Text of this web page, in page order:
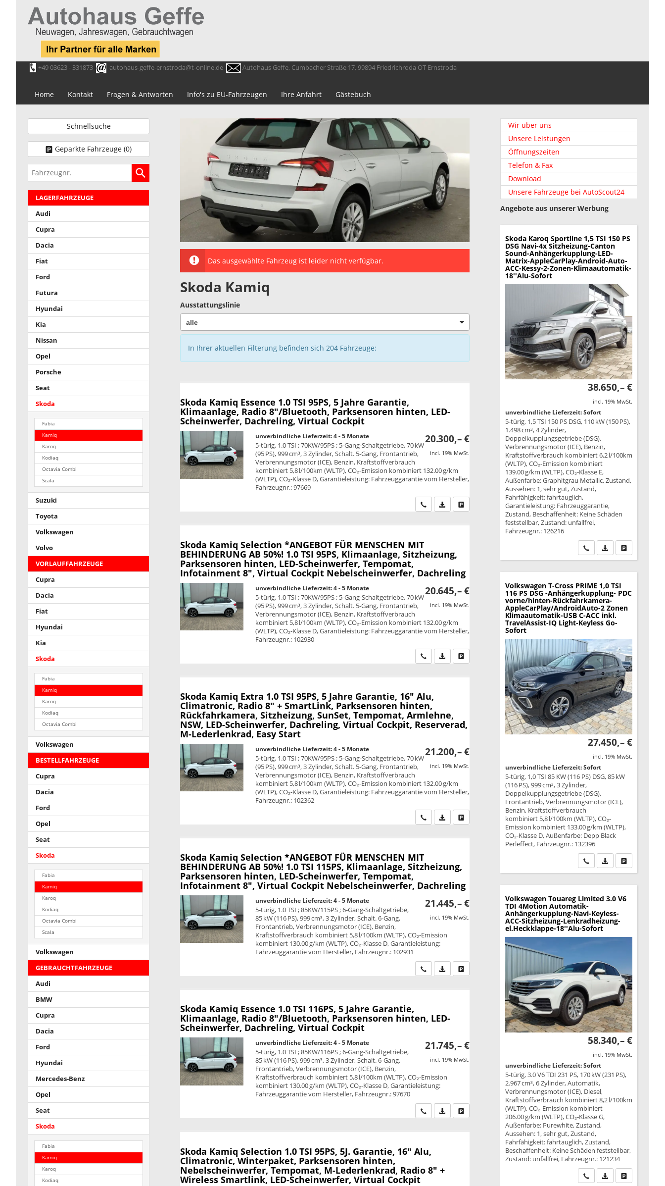
+49 03623 - 331873 autohaus-geffe-ernstroda@t-online.de Autohaus Geffe, Cumbacher Straße 17, 99894 Friedrichroda OT Ernstroda
Home Kontakt Fragen & Antworten Info's zu EU-Fahrzeugen Ihre Anfahrt Gästebuch
Das ausgewählte Fahrzeug ist leider nicht verfügbar.
Skoda Kamiq
Ausstattungslinie
In Ihrer aktuellen Filterung befinden sich 204Fahrzeuge:
Skoda Kamiq Essence 1.0 TSI 95PS, 5 Jahre Garantie,
Klimaanlage, Radio 8"/Bluetooth, Parksensoren hinten, LED-
Scheinwerfer, Dachreling, Virtual Cockpit
20.300,– €
incl. 19% MwSt.
unverbindliche Lieferzeit: 4 - 5 Monate
5-türig, 1.0 TSI ; 70KW/95PS ; 5-Gang-Schaltgetriebe, 70 kW
(95 PS), 999 cm³, 3 Zylinder, Schalt. 5-Gang, Frontantrieb,
Verbrennungsmotor (ICE), Benzin, Kraftstoffverbrauch
kombiniert 5,8 l/100km (WLTP), CO₂-Emission kombiniert 132.00 g/km
(WLTP), CO₂-Klasse D, Garantieleistung: Fahrzeuggarantie vom Hersteller,
Fahrzeugnr.: 97669
Wir rufen Sie anPDF-Datei, Fahrzeugexposé drucken
Drucken, parken oder vergleichen
Skoda Kamiq Selection *ANGEBOT FÜR MENSCHEN MIT
BEHINDERUNG AB 50%! 1.0 TSI 95PS, Klimaanlage, Sitzheizung,
Parksensoren hinten, LED-Scheinwerfer, Tempomat,
Infotainment 8", Virtual Cockpit Nebelscheinwerfer, Dachreling
20.645,– €
incl. 19% MwSt.
unverbindliche Lieferzeit: 4 - 5 Monate
5-türig, 1.0 TSI ; 70KW/95PS ; 5-Gang-Schaltgetriebe, 70 kW
(95 PS), 999 cm³, 3 Zylinder, Schalt. 5-Gang, Frontantrieb,
Verbrennungsmotor (ICE), Benzin, Kraftstoffverbrauch
kombiniert 5,8 l/100km (WLTP), CO₂-Emission kombiniert 132.00 g/km
(WLTP), CO₂-Klasse D, Garantieleistung: Fahrzeuggarantie vom Hersteller,
Fahrzeugnr.: 102930
Wir rufen Sie anPDF-Datei, Fahrzeugexposé drucken
Drucken, parken oder vergleichen
Skoda Kamiq Extra 1.0 TSI 95PS, 5 Jahre Garantie, 16" Alu,
Climatronic, Radio 8" + SmartLink, Parksensoren hinten,
Rückfahrkamera, Sitzheizung, SunSet, Tempomat, Armlehne,
NSW, LED-Scheinwerfer, Dachreling, Virtual Cockpit, Reserverad,
M-Lederlenkrad, Easy Start
21.200,– €
incl. 19% MwSt.
unverbindliche Lieferzeit: 4 - 5 Monate
5-türig, 1.0 TSI ; 70KW/95PS ; 5-Gang-Schaltgetriebe, 70 kW
(95 PS), 999 cm³, 3 Zylinder, Schalt. 5-Gang, Frontantrieb,
Verbrennungsmotor (ICE), Benzin, Kraftstoffverbrauch
kombiniert 5,8 l/100km (WLTP), CO₂-Emission kombiniert 132.00 g/km
(WLTP), CO₂-Klasse D, Garantieleistung: Fahrzeuggarantie vom Hersteller,
Fahrzeugnr.: 102362
Wir rufen Sie anPDF-Datei, Fahrzeugexposé drucken
Drucken, parken oder vergleichen
Skoda Kamiq Selection *ANGEBOT FÜR MENSCHEN MIT
BEHINDERUNG AB 50%! 1.0 TSI 115PS, Klimaanlage, Sitzheizung,
Parksensoren hinten, LED-Scheinwerfer, Tempomat,
Infotainment 8", Virtual Cockpit Nebelscheinwerfer, Dachreling
21.445,– €
incl. 19% MwSt.
unverbindliche Lieferzeit: 4 - 5 Monate
5-türig, 1.0 TSI ; 85KW/115PS ; 6-Gang-Schaltgetriebe,
85 kW (116 PS), 999 cm³, 3 Zylinder, Schalt. 6-Gang,
Frontantrieb, Verbrennungsmotor (ICE), Benzin,
Kraftstoffverbrauch kombiniert 5,8 l/100km (WLTP), CO₂-Emission
kombiniert 130.00 g/km (WLTP), CO₂-Klasse D, Garantieleistung:
Fahrzeuggarantie vom Hersteller, Fahrzeugnr.: 102931
Wir rufen Sie anPDF-Datei, Fahrzeugexposé drucken
Drucken, parken oder vergleichen
Skoda Kamiq Essence 1.0 TSI 116PS, 5 Jahre Garantie,
Klimaanlage, Radio 8"/Bluetooth, Parksensoren hinten, LED-
Scheinwerfer, Dachreling, Virtual Cockpit
21.745,– €
incl. 19% MwSt.
unverbindliche Lieferzeit: 4 - 5 Monate
5-türig, 1.0 TSI ; 85KW/116PS ; 6-Gang-Schaltgetriebe,
85 kW (116 PS), 999 cm³, 3 Zylinder, Schalt. 6-Gang,
Frontantrieb, Verbrennungsmotor (ICE), Benzin,
Kraftstoffverbrauch kombiniert 5,8 l/100km (WLTP), CO₂-Emission
kombiniert 130.00 g/km (WLTP), CO₂-Klasse D, Garantieleistung:
Fahrzeuggarantie vom Hersteller, Fahrzeugnr.: 97670
Wir rufen Sie anPDF-Datei, Fahrzeugexposé drucken
Drucken, parken oder vergleichen
Skoda Kamiq Selection 1.0 TSI 95PS, 5J. Garantie, 16" Alu,
Climatronic, Winterpaket, Parksensoren hinten,
Nebelscheinwerfer, Tempomat, M-Lederlenkrad, Radio 8" +
Wireless Smartlink, LED-Scheinwerfer, Virtual Cockpit
Schnellsuche
Geparkte Fahrzeuge (0)
Fahrzeugnr.
LAGERFAHRZEUGE
Audi
Cupra
Dacia
Fiat
Ford
Futura
Hyundai
Kia
Nissan
Opel
Porsche
Seat
Skoda
Fabia
Kamiq
Karoq
Kodiaq
Octavia Combi
Scala
Suzuki
Toyota
Volkswagen
Volvo
VORLAUFFAHRZEUGE
Cupra
Dacia
Fiat
Hyundai
Kia
Skoda
Fabia
Kamiq
Karoq
Kodiaq
Octavia Combi
Volkswagen
BESTELLFAHRZEUGE
Cupra
Dacia
Ford
Opel
Seat
Skoda
Fabia
Kamiq
Karoq
Kodiaq
Octavia Combi
Scala
Volkswagen
GEBRAUCHTFAHRZEUGE
Audi
BMW
Cupra
Dacia
Ford
Hyundai
Mercedes-Benz
Opel
Seat
Skoda
Fabia
Kamiq
Karoq
Kodiaq
Wir über uns
Unsere Leistungen
Öffnungszeiten
Telefon & Fax
Download
Unsere Fahrzeuge bei AutoScout24
Angebote aus unserer Werbung
Skoda Karoq Sportline 1,5 TSI 150 PS
DSG Navi-4x Sitzheizung-Canton
Sound-Anhängerkupplung-LED-
Matrix-AppleCarPlay-Android-Auto-
ACC-Kessy-2-Zonen-Klimaautomatik-
18''Alu-Sofort
38.650,– €
incl. 19% MwSt.
unverbindliche Lieferzeit: Sofort
5-türig, 1,5 TSI 150 PS DSG, 110 kW (150 PS),
1.498 cm³, 4 Zylinder,
Doppelkupplungsgetriebe (DSG),
Verbrennungsmotor (ICE), Benzin,
Kraftstoffverbrauch kombiniert 6,2 l/100km
(WLTP), CO₂-Emission kombiniert
139.00 g/km (WLTP), CO₂-Klasse E,
Außenfarbe: Graphitgrau Metallic, Zustand,
Aussehen: 1, sehr gut, Zustand,
Fahrfähigkeit: fahrtauglich,
Garantieleistung: Fahrzeuggarantie,
Zustand, Beschaffenheit: Keine Schäden
feststellbar, Zustand: unfallfrei,
Fahrzeugnr.: 126216
Wir rufen Sie an
PDF-Datei,Drucken,
Volkswagen T-Cross PRIME 1,0 TSI
116 PS DSG -Anhängerkupplung- PDC
vorne/hinten-Rückfahrkamera-
AppleCarPlay/AndroidAuto-2 Zonen
Klimaautomatik-USB C-ACC inkl.
TravelAssist-IQ Light-Keyless Go-
Sofort
27.450,– €
incl. 19% MwSt.
unverbindliche Lieferzeit: Sofort
5-türig, 1,0 TSI 85 KW (116 PS) DSG, 85 kW
(116 PS), 999 cm³, 3 Zylinder,
Doppelkupplungsgetriebe (DSG),
Frontantrieb, Verbrennungsmotor (ICE),
Benzin, Kraftstoffverbrauch
kombiniert 5,8 l/100km (WLTP), CO₂-
Emission kombiniert 133.00 g/km (WLTP),
CO₂-Klasse D, Außenfarbe: Depp Black
Perleffect, Fahrzeugnr.: 132396
Wir rufen Sie an
PDF-Datei,Drucken,
Volkswagen Touareg Limited 3.0 V6
TDI 4Motion Automatik-
Anhängerkupplung-Navi-Keyless-
ACC-Sitzheizung-Lenkradheizung-
el.Heckklappe-18''Alu-Sofort
58.340,– €
incl. 19% MwSt.
unverbindliche Lieferzeit: Sofort
5-türig, 3.0 V6 TDI 231 PS, 170 kW (231 PS),
2.967 cm³, 6 Zylinder, Automatik,
Verbrennungsmotor (ICE), Diesel,
Kraftstoffverbrauch kombiniert 8,2 l/100km
(WLTP), CO₂-Emission kombiniert
206.00 g/km (WLTP), CO₂-Klasse G,
Außenfarbe: Purewhite, Zustand,
Aussehen: 1, sehr gut, Zustand,
Fahrfähigkeit: fahrtauglich, Zustand,
Beschaffenheit: Keine Schäden feststellbar,
Zustand: unfallfrei, Fahrzeugnr.: 121234
Wir rufen Sie an
PDF-Datei,Drucken,